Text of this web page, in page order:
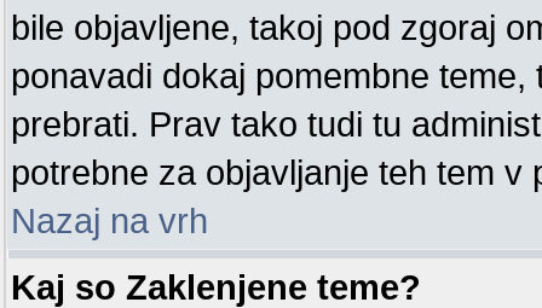
bile objavljene, takoj pod zgoraj
ponavadi dokaj pomembne
prebrati. Prav tako tudi tu
potrebne za objavljanje teh tem v
Nazaj na vrh
Kaj so Zaklenjene teme?